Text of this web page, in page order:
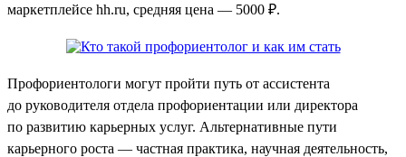
маркетплейсе hh.ru, средняя цена — 5000 ₽.
Профориентологи могут пройти путь от ассистента
до руководителя отдела профориентации или директора
по развитию карьерных услуг. Альтернативные пути
карьерного роста — частная практика, научная деятельность,